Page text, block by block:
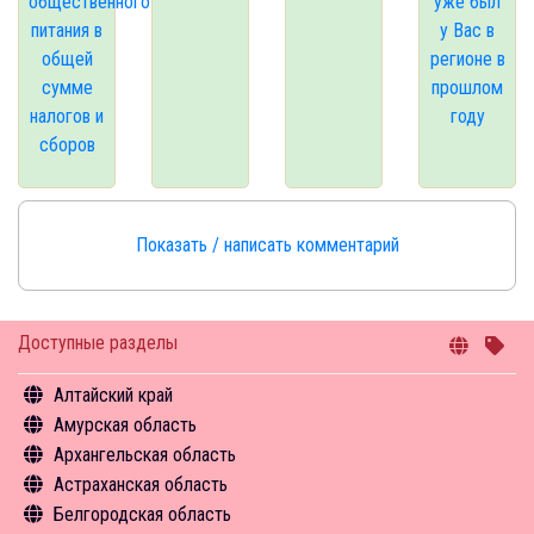
Доступные разделы
Алтайский край
Общая информация
Объекты туристского притяжения
Инфрастуктура туризма
Туризм в цифрах
Амурская область
Общая информация
Объекты туристского притяжения
Инфрастуктура туризма
Архангельская область
Общая информация
Объекты туристского притяжения
Астраханская область
Общая информация
Белгородская область
питания в
общей
сумме
налогов и
сборов
у Вас в
регионе в
прошлом
году
Показать / написать комментарий